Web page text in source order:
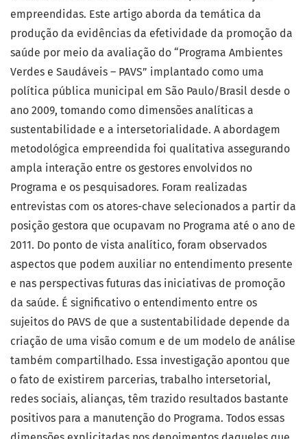
empreendidas. Este artigo aborda da temática da
produção da evidências da efetividade da promoção da
saúde por meio da avaliação do “Programa Ambientes
Verdes e Saudáveis – PAVS” implantado como uma
política pública municipal em São Paulo/Brasil desde o
ano 2009, tomando como dimensões analíticas a
sustentabilidade e a intersetorialidade. A abordagem
metodológica empreendida foi qualitativa assegurando
ampla interação entre os gestores envolvidos no
Programa e os pesquisadores. Foram realizadas
entrevistas com os atores-chave selecionados a partir da
posição gestora que ocupavam no Programa até o ano de
2011. Do ponto de vista analítico, foram observados
aspectos que podem auxiliar no entendimento presente
e nas perspectivas futuras das iniciativas de promoção
da saúde. É significativo o entendimento entre os
sujeitos do PAVS de que a sustentabilidade depende da
criação de uma visão comum e de um modelo de análise
também compartilhado. Essa investigação apontou que
o fato de existirem parcerias, trabalho intersetorial,
redes sociais, alianças, têm trazido resultados bastante
positivos para a manutenção do Programa. Todos essas